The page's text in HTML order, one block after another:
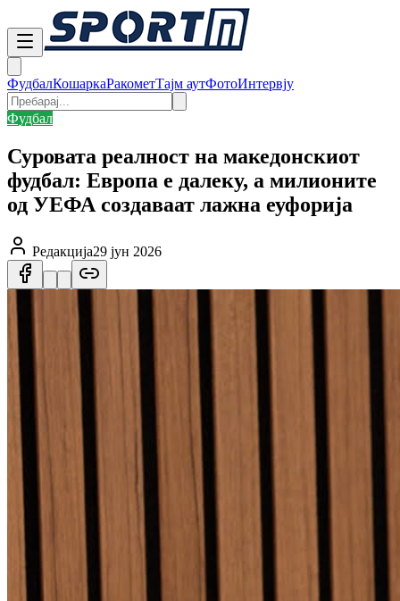
ФудбалКошаркаРакометТајм аутФотоИнтервју
Фудбал
Суровата реалност на македонскиот
фудбал: Европа е далеку, а милионите
од УЕФА создаваат лажна еуфорија
Редакција29 јун 2026